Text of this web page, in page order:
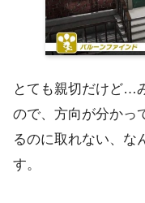
とても親切だけど…
ので、方向が分かっ
るのに取れない、な
す。